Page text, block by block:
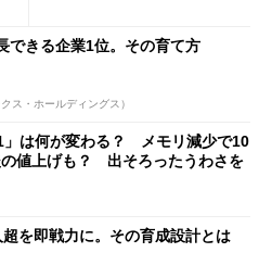
できる企業1位。その育て方
ス・ホールディングス）
」は何が変わる？ メモリ減少で10
値上げも？ 出そろったうわさを
を即戦力に。その育成設計とは